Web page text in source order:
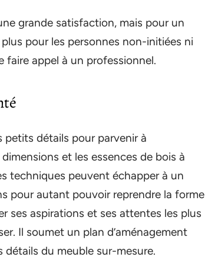
grande satisfaction, mais pour un
pour les personnes non-initiées ni
faire appel à un professionnel.
petits détails pour parvenir à
et les essences de bois à
techniques peuvent échapper à un
pour autant pouvoir reprendre la forme
ses aspirations et ses attentes les plus
Il soumet un plan d’aménagement
détails du meuble sur-mesure.